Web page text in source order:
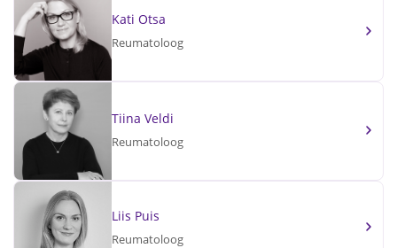
Kati Otsa
Reumatoloog
Tiina Veldi
Reumatoloog
Liis Puis
Reumatoloog